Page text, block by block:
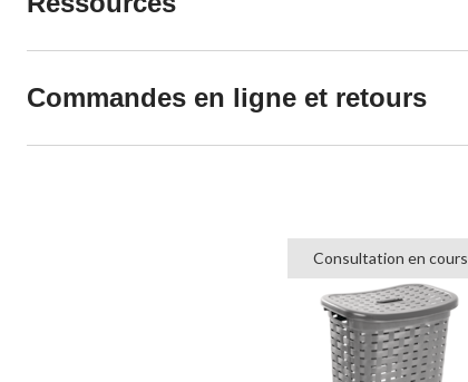
Commandes en ligne et retours
Consultation en cours